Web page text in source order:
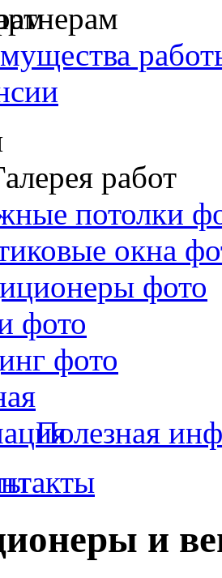
работ
потолки
окна
фото
фото
фото
Полезная
и